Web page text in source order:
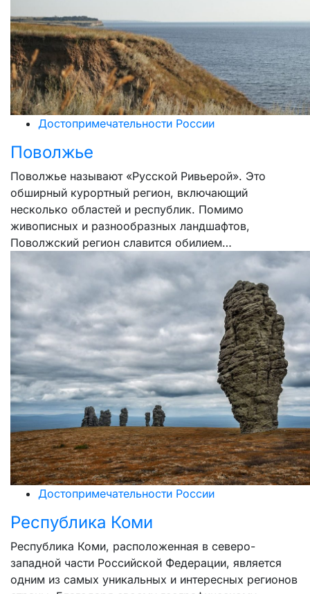
Достопримечательности России
Поволжье
Поволжье называют «Русской Ривьерой». Это
обширный курортный регион, включающий
несколько областей и республик. Помимо
живописных и разнообразных ландшафтов,
Поволжский регион славится обилием…
Достопримечательности России
Республика Коми
Республика Коми, расположенная в северо-
западной части Российской Федерации, является
одним из самых уникальных и интересных регионов